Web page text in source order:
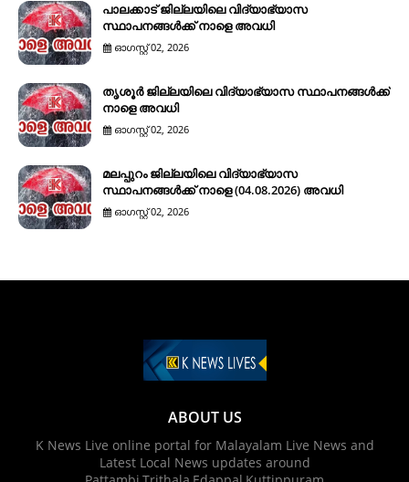
പാലക്കാട് ജില്ലയിലെ വിദ്യാഭ്യാസ
സ്ഥാപനങ്ങൾക്ക് നാളെ അവധി
ഓഗസ്റ്റ് 02, 2026
തൃശൂർ ജില്ലയിലെ വിദ്യാഭ്യാസ സ്ഥാപനങ്ങൾക്ക്
നാളെ അവധി
ഓഗസ്റ്റ് 02, 2026
മലപ്പുറം ജില്ലയിലെ വിദ്യാഭ്യാസ
സ്ഥാപനങ്ങൾക്ക് നാളെ (04.08.2026) അവധി
ഓഗസ്റ്റ് 02, 2026
ABOUT US
K News Live online portal for Malayalam Live News and
Latest Local News updates around